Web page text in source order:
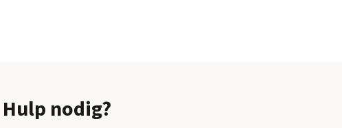
Hulp nodig?